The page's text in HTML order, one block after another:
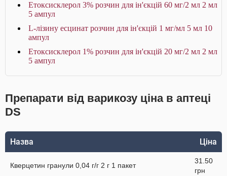
Етоксисклерол 3% розчин для ін'єкцій 60 мг/2 мл 2 мл
5 ампул
L-лізину есцинат розчин для ін'єкцій 1 мг/мл 5 мл 10
ампул
Етоксисклерол 1% розчин для ін'єкцій 20 мг/2 мл 2 мл
5 ампул
Препарати від варикозу ціна в аптеці
DS
Назва Ціна
Кверцетин гранули 0,04 г/г 2 г 1 пакет
31.50
грн